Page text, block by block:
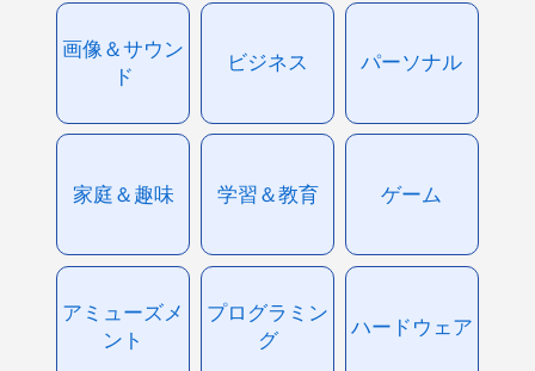
画像＆サウン
ド
ビジネス パーソナル
家庭＆趣味 学習＆教育 ゲーム
アミューズメ
ント
プログラミン
グ
ハードウェア